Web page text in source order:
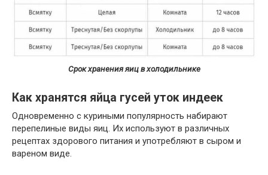
Срок хранения яиц в холодильнике
Как хранятся яйца гусей уток индеек
Одновременно с куриными популярность набирают
перепелиные виды яиц. Их используют в различных
рецептах здорового питания и употребляют в сыром и
вареном виде.